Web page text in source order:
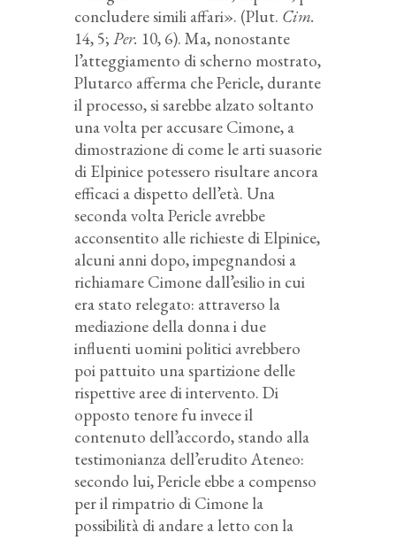
concludere simili affari». (Plut. Cim.
14, 5; Per. 10, 6). Ma, nonostante
l’atteggiamento di scherno mostrato,
Plutarco afferma che Pericle, durante
il processo, si sarebbe alzato soltanto
una volta per accusare Cimone, a
dimostrazione di come le arti suasorie
di Elpinice potessero risultare ancora
efficaci a dispetto dell’età. Una
seconda volta Pericle avrebbe
acconsentito alle richieste di Elpinice,
alcuni anni dopo, impegnandosi a
richiamare Cimone dall’esilio in cui
era stato relegato: attraverso la
mediazione della donna i due
influenti uomini politici avrebbero
poi pattuito una spartizione delle
rispettive aree di intervento. Di
opposto tenore fu invece il
contenuto dell’accordo, stando alla
testimonianza dell’erudito Ateneo:
secondo lui, Pericle ebbe a compenso
per il rimpatrio di Cimone la
possibilità di andare a letto con la